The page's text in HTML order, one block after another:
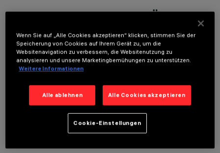
ERFORDERLICHES ZUBEHÖR
Um das Produkt ordnungsgemäß zu installieren und zu betreiben, muss eines der erforderlichen
Zubehörteile bestellt werden:
TECHNISCHE DATEN
LETZTES UPDATE: 05.08.2026
Wenn Sie auf „Alle Cookies akzeptieren“ klicken, stimmen Sie der
Speicherung von Cookies auf Ihrem Gerät zu, um die
Websitenavigation zu verbessern, die Websitenutzung zu
analysieren und unsere Marketingbemühungen zu unterstützen.
Weitere Informationen
Alle ablehnen Alle Cookies akzeptieren
Cookie-Einstellungen